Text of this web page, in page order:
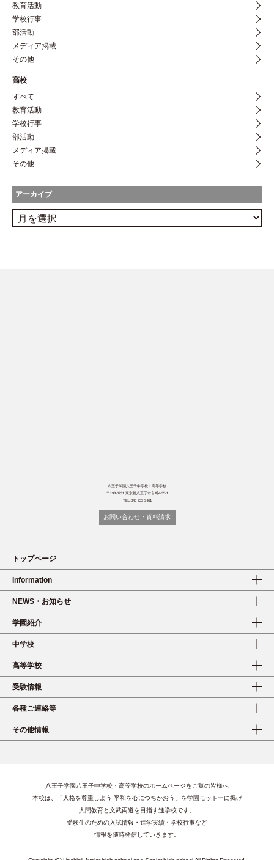
教育活動
学校行事
部活動
メディア掲載
その他
高校
すべて
教育活動
学校行事
部活動
メディア掲載
その他
アーカイブ
八王子学園八王子中学校・高等学校
〒193-0931 東京都八王子市台町4-35-1
TEL:042-623-3461
お問い合わせ・資料請求
トップページ
Information
NEWS・お知らせ
学園紹介
中学校
高等学校
受験情報
各種ご連絡等
その他情報
八王子学園八王子中学校・高等学校のホームページをご覧の皆様へ
本校は、「人格を尊重しよう 平和を心につちかおう」を学園モットーに掲げ
人間教育と文武両道を目指す進学校です。
受験生のための入試情報・進学実績・学校行事など
情報を随時発信していきます。